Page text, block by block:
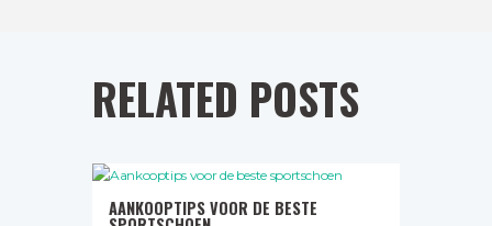
RELATED POSTS
AANKOOPTIPS VOOR DE BESTE